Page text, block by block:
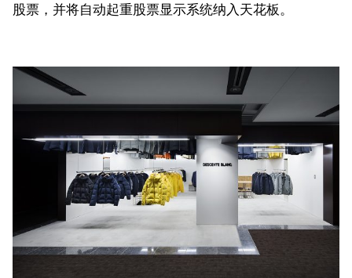
股票，并将自动起重股票显示系统纳入天花板。